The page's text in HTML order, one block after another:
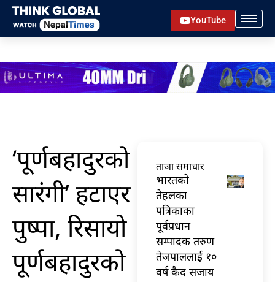
Skip
content
YouTube
‘पूर्णबहादुरको
सारंगी’ हटाएर
पुष्पा, रिसायो
पूर्णबहादुरको
ताजा समाचार
भारतकाे
तेहलका
पत्रिकाका
पूर्वप्रधान
सम्पादक तरुण
तेजपाललाई १०
वर्ष कैद सजाय